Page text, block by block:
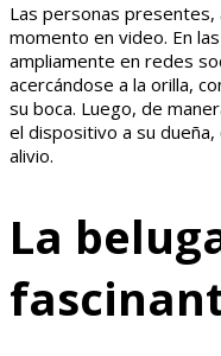
Las personas
momento en video. En
ampliamente en redes
acercándose a la orilla,
su boca. Luego, de
el dispositivo a su
alivio.
La